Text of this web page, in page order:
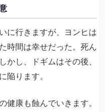
に行きますが、ヨンヒは
時間は幸せだった。死ん
かし、ドギムはその後、
陥ります。
健康も蝕んでいきます。